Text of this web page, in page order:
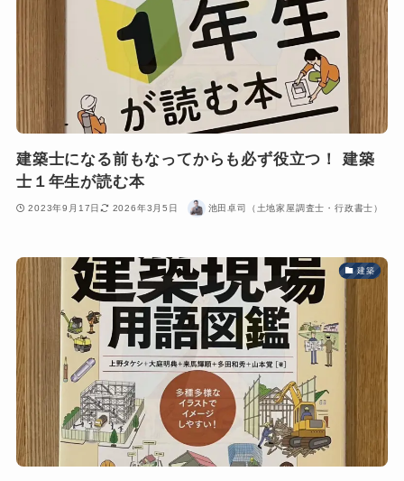
建築士になる前もなってからも必ず役立つ！ 建築
士１年生が読む本
2023年9月17日 2026年3月5日 池田卓司（土地家屋調査士・行政書士）
建築